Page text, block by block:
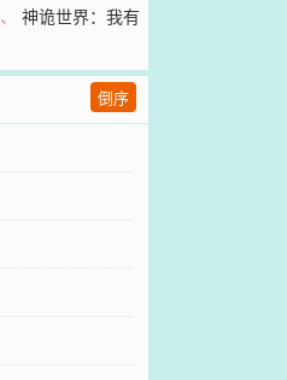
、神诡世界：我有
倒序